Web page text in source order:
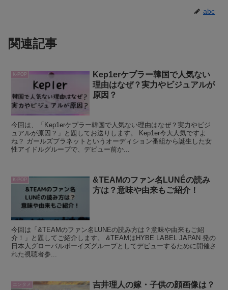
abc
関連記事
K-POP
Kep1erケプラー韓国で人気ない
理由はなぜ？実力やビジュアルが
原因？
今回は、「Kep1erケプラー韓国で人気ない理由はなぜ？実力やビジ
ュアルが原因？」と題してお送りします。 Kep1er今大人気ですよ
ね？ ガールズプラネットというオーディション番組から誕生した女
性アイドルグループで、デビュー前か...
K-POP
&TEAMのファン名LUNÉの読み
方は？意味や由来もご紹介！
今回は「&TEAMのファン名LUNÉの読み方は？意味や由来もご紹
介！」と題してご紹介します。 &TEAMはHYBE LABEL JAPAN 発の
日本人グローバルボーイズグループとしてデビューするために開催さ
れた視聴者参...
エンタメ
吉井理人の嫁・子供の顔画像は？